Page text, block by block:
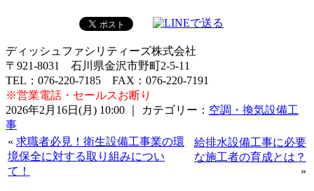
ディッシュファシリティーズ株式会社
〒921-8031 石川県金沢市野町2-5-11
TEL：076-220-7185 FAX：076-220-7191
※営業電話・セールスお断り
2026年2月16日(月) 10:00 ｜ カテゴリー： 空調・換気設備工
事
« 求職者必見！衛生設備工事業の環
境保全に対する取り組みについ
て！
給排水設備工事に必要
な施工者の育成とは？
»